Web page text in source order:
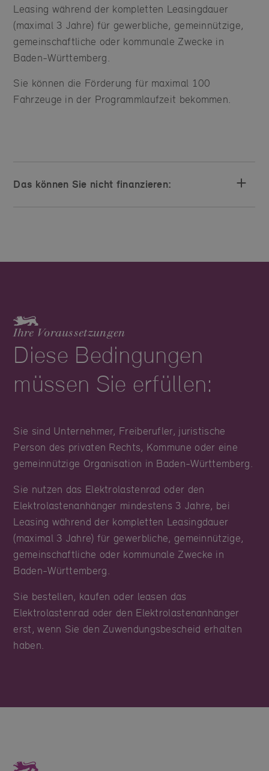
Leasing während der kompletten Leasingdauer
(maximal 3 Jahre) für gewerbliche, gemeinnützige,
gemeinschaftliche oder kommunale Zwecke in
Baden-Württemberg.
Sie können die Förderung für maximal 100
Fahrzeuge in der Programmlaufzeit bekommen.
Das können Sie nicht finanzieren:
Ihre Voraussetzungen
Diese Bedingungen
müssen Sie erfüllen:
Sie sind Unternehmer, Freiberufler, juristische
Person des privaten Rechts, Kommune oder eine
gemeinnützige Organisation in Baden-Württemberg.
Sie nutzen das Elektrolastenrad oder den
Elektrolastenanhänger mindestens 3 Jahre, bei
Leasing während der kompletten Leasingdauer
(maximal 3 Jahre) für gewerbliche, gemeinnützige,
gemeinschaftliche oder kommunale Zwecke in
Baden-Württemberg.
Sie bestellen, kaufen oder leasen das
Elektrolastenrad oder den Elektrolastenanhänger
erst, wenn Sie den Zuwendungsbescheid erhalten
haben.